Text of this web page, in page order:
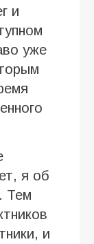
и
уже
я об
Тем
и